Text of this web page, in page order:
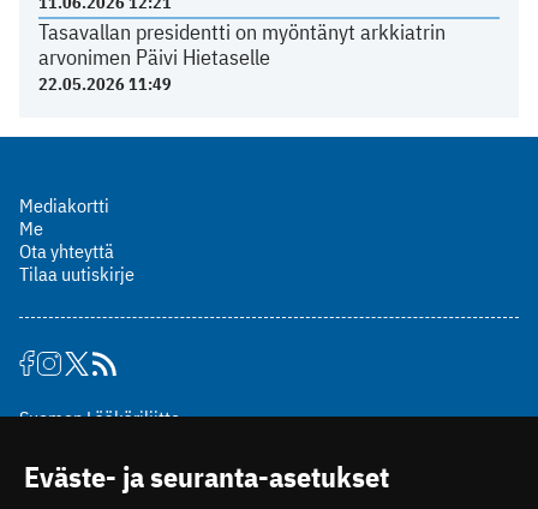
Tasavallan presidentti on myöntänyt arkkiatrin
arvonimen Päivi Hietaselle
22.05.2026 11:49
Mediakortti
Me
Ota yhteyttä
Tilaa uutiskirje
Suomen Lääkäriliitto
00510 Helsinki
puh. (09) 393 091
Eväste- ja seuranta-asetukset